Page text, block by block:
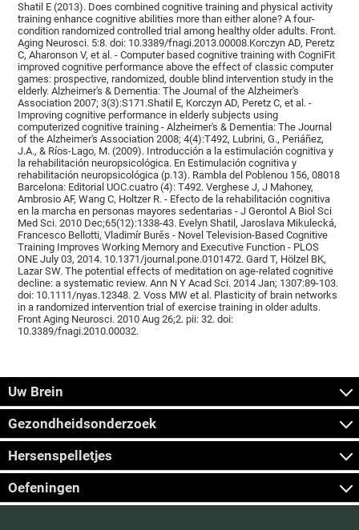
Shatil E (2013). Does combined cognitive training and physical activity
training enhance cognitive abilities more than either alone? A four-
condition randomized controlled trial among healthy older adults. Front.
Aging Neurosci. 5:8. doi: 10.3389/fnagi.2013.00008.Korczyn AD, Peretz
C, Aharonson V, et al. - Computer based cognitive training with CogniFit
improved cognitive performance above the effect of classic computer
games: prospective, randomized, double blind intervention study in the
elderly. Alzheimer's & Dementia: The Journal of the Alzheimer's
Association 2007; 3(3):S171.Shatil E, Korczyn AD, Peretz C, et al. -
Improving cognitive performance in elderly subjects using
computerized cognitive training - Alzheimer's & Dementia: The Journal
of the Alzheimer's Association 2008; 4(4):T492, Lubrini, G., Periáñez,
J.A., & Ríos-Lago, M. (2009). Introducción a la estimulación cognitiva y
la rehabilitación neuropsicológica. En Estimulación cognitiva y
rehabilitación neuropsicológica (p.13). Rambla del Poblenou 156, 08018
Barcelona: Editorial UOC.cuatro (4): T492. Verghese J, J Mahoney,
Ambrosio AF, Wang C, Holtzer R. - Efecto de la rehabilitación cognitiva
en la marcha en personas mayores sedentarias - J Gerontol A Biol Sci
Med Sci. 2010 Dec;65(12):1338-43. Evelyn Shatil, Jaroslava Mikulecká,
Francesco Bellotti, Vladimír Burěs - Novel Television-Based Cognitive
Training Improves Working Memory and Executive Function - PLOS
ONE July 03, 2014. 10.1371/journal.pone.0101472. Gard T, Hölzel BK,
Lazar SW. The potential effects of meditation on age-related cognitive
decline: a systematic review. Ann N Y Acad Sci. 2014 Jan; 1307:89-103.
doi: 10.1111/nyas.12348. 2. Voss MW et al. Plasticity of brain networks
in a randomized intervention trial of exercise training in older adults.
Front Aging Neurosci. 2010 Aug 26;2. pii: 32. doi:
10.3389/fnagi.2010.00032.
Uw Brein
Gezondheidsonderzoek
Hersenspelletjes
Oefeningen